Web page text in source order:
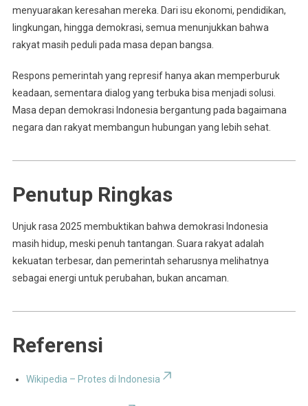
menyuarakan keresahan mereka. Dari isu ekonomi, pendidikan,
lingkungan, hingga demokrasi, semua menunjukkan bahwa
rakyat masih peduli pada masa depan bangsa.
Respons pemerintah yang represif hanya akan memperburuk
keadaan, sementara dialog yang terbuka bisa menjadi solusi.
Masa depan demokrasi Indonesia bergantung pada bagaimana
negara dan rakyat membangun hubungan yang lebih sehat.
Penutup Ringkas
Unjuk rasa 2025 membuktikan bahwa demokrasi Indonesia
masih hidup, meski penuh tantangan. Suara rakyat adalah
kekuatan terbesar, dan pemerintah seharusnya melihatnya
sebagai energi untuk perubahan, bukan ancaman.
Referensi
Wikipedia – Protes di Indonesia